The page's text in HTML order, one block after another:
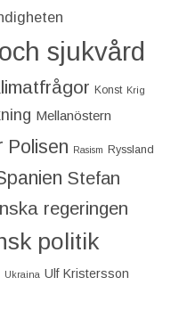
sjukvård
Konst Krig
Mellanöstern
Polisen Rasism Ryssland
Stefan
regeringen
politik
Ukraina Ulf Kristersson